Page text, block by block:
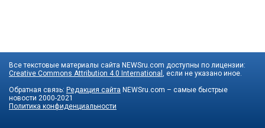
Все текстовые материалы сайта NEWSru.com доступны по лицензии:
Creative Commons Attribution 4.0 International
, если не указано иное.
Обратная связь: Редакция сайта NEWSru.com – самые быстрые
новости 2000-2021
Политика конфиденциальности